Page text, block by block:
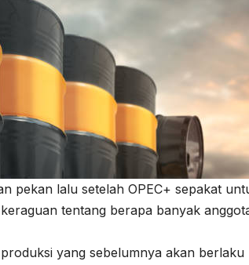
pekan lalu setelah OPEC+ sepakat
tentang berapa banyak
yang sebelumnya akan